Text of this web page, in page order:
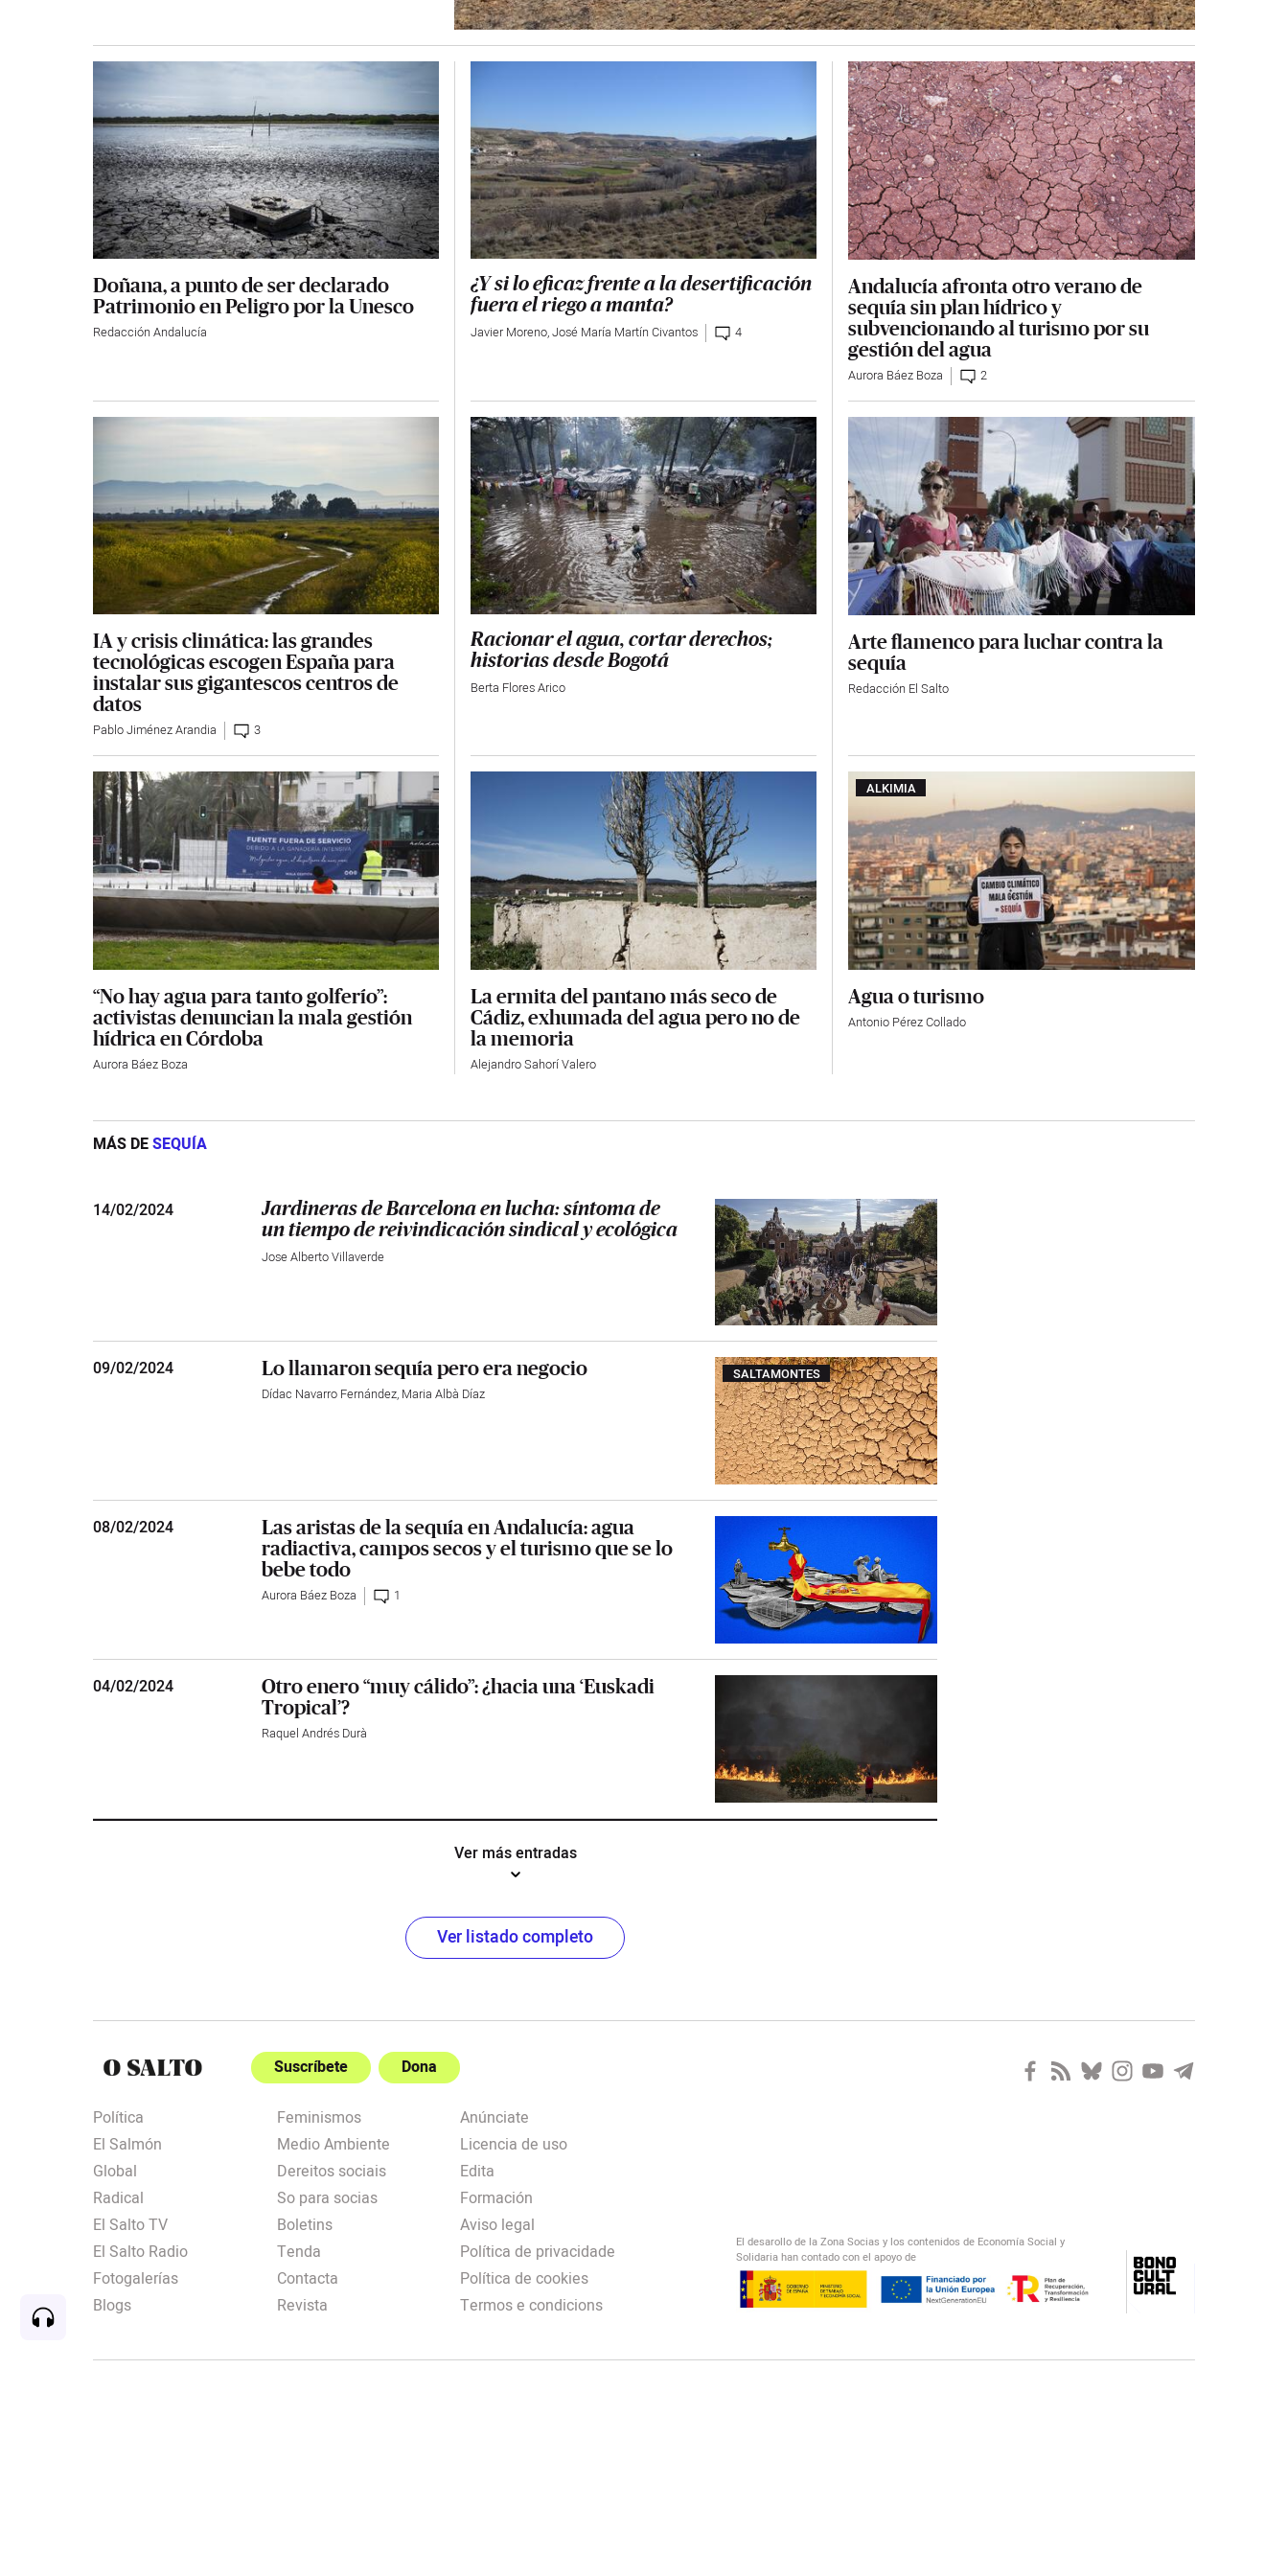
Doñana, a punto de ser declarado
Patrimonio en Peligro por la Unesco
Redacción Andalucía
¿Y si lo eficaz frente a la desertificación
fuera el riego a manta?
Javier Moreno,José María Martín Civantos 4
Andalucía afronta otro verano de
sequía sin plan hídrico y
subvencionando al turismo por su
gestión del agua
Aurora Báez Boza 2
IA y crisis climática: las grandes
tecnológicas escogen España para
instalar sus gigantescos centros de
datos
Pablo Jiménez Arandia 3
Racionar el agua, cortar derechos;
historias desde Bogotá
Berta Flores Arico
Arte flamenco para luchar contra la
sequía
Redacción El Salto
“No hay agua para tanto golferío”:
activistas denuncian la mala gestión
hídrica en Córdoba
Aurora Báez Boza
La ermita del pantano más seco de
Cádiz, exhumada del agua pero no de
la memoria
Alejandro Sahorí Valero
ALKIMIA
Agua o turismo
Antonio Pérez Collado
MÁS DESEQUÍA
14/02/2024
Jardineras de Barcelona en lucha: síntoma de
un tiempo de reivindicación sindical y ecológica
Jose Alberto Villaverde
SALTAMONTES
09/02/2024 Lo llamaron sequía pero era negocio
Dídac Navarro Fernández, Maria Albà Díaz
08/02/2024
Las aristas de la sequía en Andalucía: agua
radiactiva, campos secos y el turismo que se lo
bebe todo
Aurora Báez Boza 1
04/02/2024
Otro enero “muy cálido”: ¿hacia una ‘Euskadi
Tropical’?
Raquel Andrés Durà
Ver más entradas
Ver listado completo
Suscríbete Dona
Política
El Salmón
Global
Radical
El Salto TV
El Salto Radio
Fotogalerías
Blogs
Feminismos
Medio Ambiente
Dereitos sociais
So para socias
Boletins
Tenda
Contacta
Revista
Anúnciate
Licencia de uso
Edita
Formación
Aviso legal
Política de privacidade
Política de cookies
Termos e condicions
El desarollo de la Zona Socias y los contenidos de Economía Social y
Solidaria han contado con el apoyo de